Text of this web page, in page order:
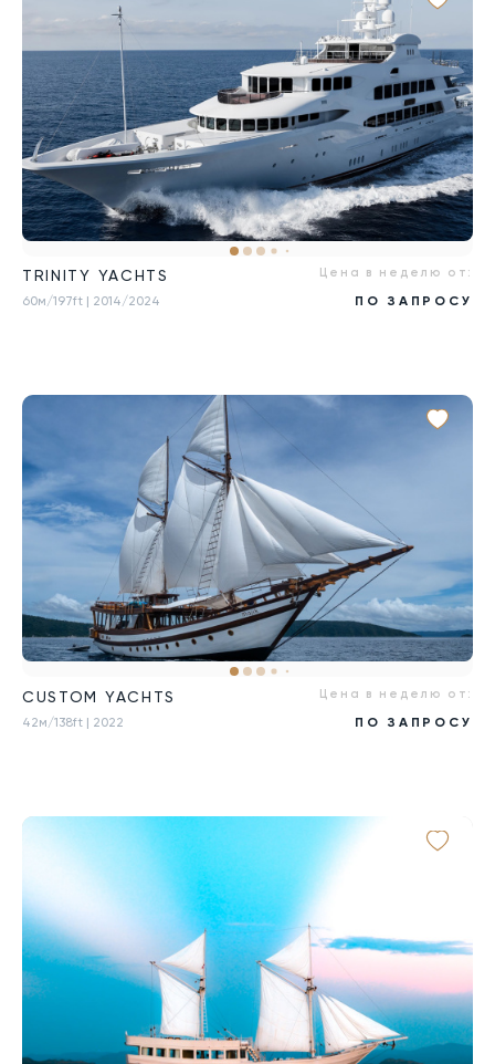
TRINITY YACHTS
60м/197ft | 2014/2024
Цена в неделю от:
ПО ЗАПРОСУ
CUSTOM YACHTS
42м/138ft | 2022
Цена в неделю от:
ПО ЗАПРОСУ